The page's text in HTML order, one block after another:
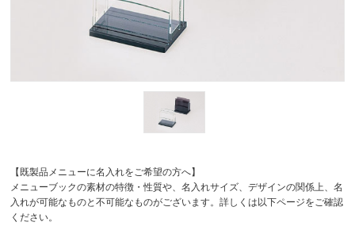
【既製品メニューに名入れをご希望の方へ】
メニューブックの素材の特徴・性質や、名入れサイズ、デザインの関係上、名
入れが可能なものと不可能なものがございます。詳しくは以下ページをご確認
ください。